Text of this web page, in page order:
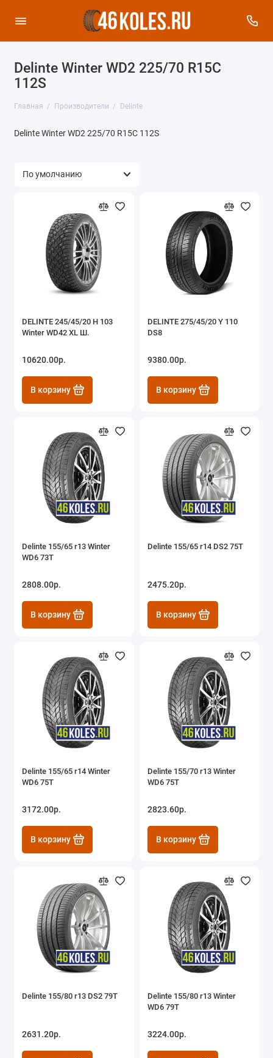
Delinte Winter WD2 225/70 R15C
112S
Главная Производители Delinte
Delinte Winter WD2 225/70 R15C 112S
DELINTE 245/45/20 H 103
Winter WD42 XL Ш.
10620.00р.
В корзину
DELINTE 275/45/20 Y 110
DS8
9380.00р.
В корзину
Delinte 155/65 r13 Winter
WD6 73T
2808.00р.
В корзину
Delinte 155/65 r14 DS2 75T
2475.20р.
В корзину
Delinte 155/65 r14 Winter
WD6 75T
3172.00р.
В корзину
Delinte 155/70 r13 Winter
WD6 75T
2823.60р.
В корзину
Delinte 155/80 r13 DS2 79T
2631.20р.
Delinte 155/80 r13 Winter
WD6 79T
3224.00р.